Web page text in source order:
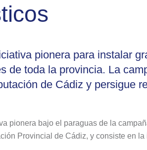
pionera para instalar
toda la provincia. La
de Cádiz y persigue
bajo el paraguas de la
Provincial de Cádiz, y consiste en